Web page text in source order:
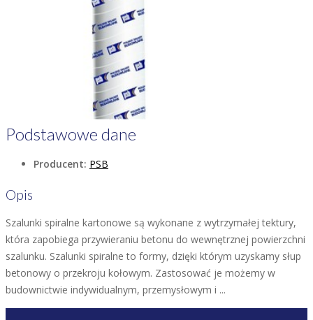
Podstawowe dane
Producent: PSB
Opis
Szalunki spiralne kartonowe są wykonane z wytrzymałej tektury,
która zapobiega przywieraniu betonu do wewnętrznej powierzchni
szalunku. Szalunki spiralne to formy, dzięki którym uzyskamy słup
betonowy o przekroju kołowym. Zastosować je możemy w
budownictwie indywidualnym, przemysłowym i ...